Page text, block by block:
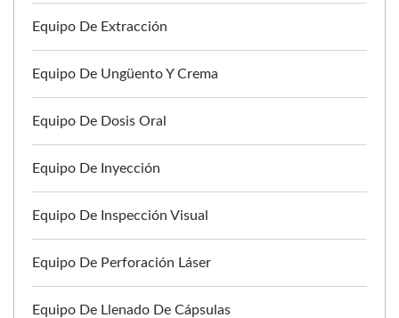
Equipo De Extracción
Equipo De Ungüento Y Crema
Equipo De Dosis Oral
Equipo De Inyección
Equipo De Inspección Visual
Equipo De Perforación Láser
Equipo De Llenado De Cápsulas